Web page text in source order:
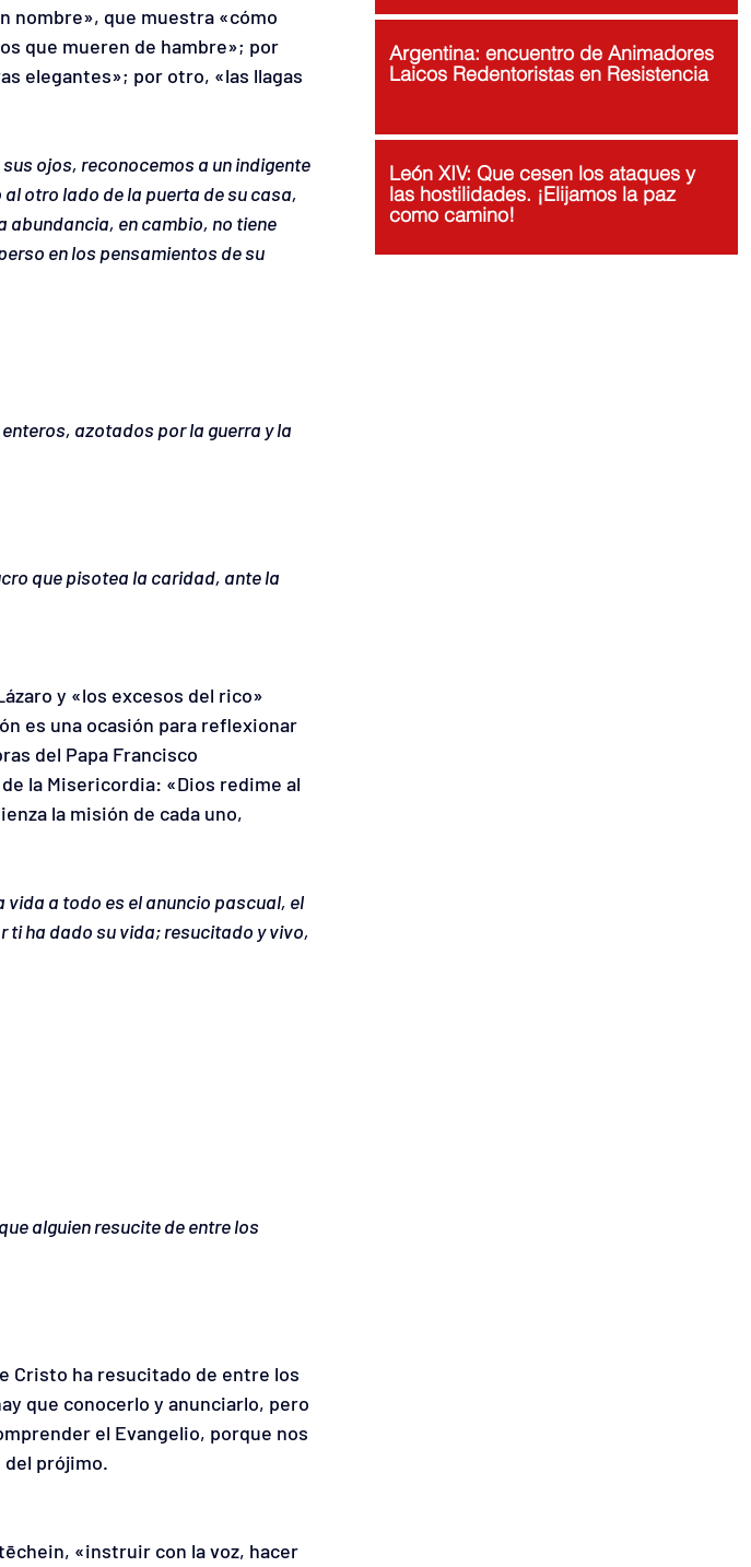
nombre», que muestra «cómo
que mueren de hambre»; por
elegantes»; por otro, «las llagas
ojos, reconocemos a un indigente
otro lado de la puerta de su casa,
abundancia, en cambio, no tiene
en los pensamientos de su
azotados por la guerra y la
que pisotea la caridad, ante la
y «los excesos del rico»
es una ocasión para reflexionar
del Papa Francisco
la Misericordia: «Dios redime al
la misión de cada uno,
a todo es el anuncio pascual, el
ti ha dado su vida; resucitado y vivo,
alguien resucite de entre los
Cristo ha resucitado de entre los
que conocerlo y anunciarlo, pero
el Evangelio, porque nos
del prójimo.
«instruir con la voz, hacer
Argentina: encuentro de Animadores
Laicos Redentoristas en Resistencia
León XIV: Que cesen los ataques y
las hostilidades. ¡Elijamos la paz
como camino!